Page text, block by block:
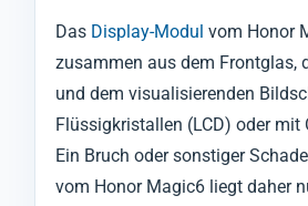
Das Display-Modul vom Honor
zusammen aus dem Frontglas,
und dem visualisierenden
Flüssigkristallen (LCD) oder mit
Ein Bruch oder sonstiger
vom Honor Magic6 liegt daher